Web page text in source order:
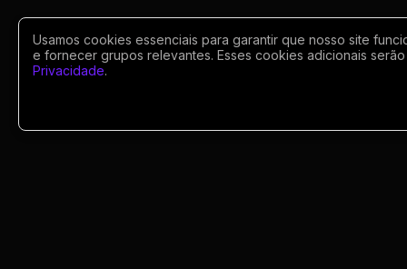
Usamos cookies essenciais para garantir que nosso site
e fornecer grupos relevantes. Esses cookies adicionais
Privacidade.